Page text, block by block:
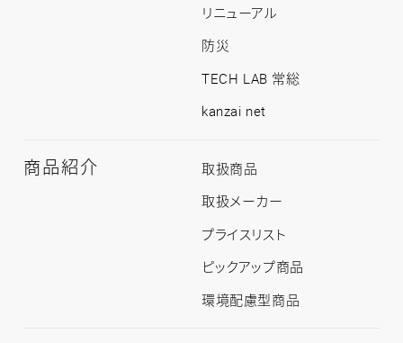
リニューアル
防災
TECH LAB 常総
kanzai net
商品紹介 商
品
紹
介
ッ
取扱商品
取扱メーカー
プライスリスト
ピックアップ商品
環境配慮型商品